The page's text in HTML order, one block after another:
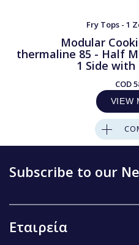
Fry Tops - 1
Modular
thermaline 85 - Half
1 Side with
COD
VIEW
Subscribe to our
Εταιρεία